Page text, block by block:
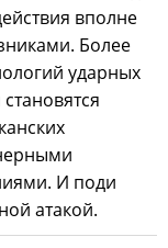
вполне
Более
ударных
И поди
атакой.